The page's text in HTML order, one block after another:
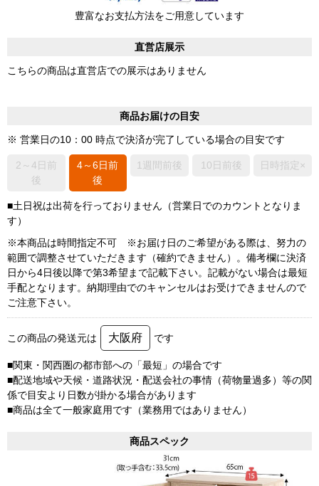
豊富なお支払方法をご用意しています
直営店展示
こちらの商品は直営店での展示はありません
商品お届けの目安
※ 営業日の10：00 時点で決済が完了している場合の目安です
2～4日前
後
4～6日前
後
1週間前後 10日前後 日時指定×
■土日祝は出荷を行っておりません（営業日でのカウントとなりま
す）
※本商品は時間指定不可 ※お届け日のご希望がある際は、努力の
範囲で調整させていただきます（確約できません）。備考欄に決済
日から4日後以降で第3希望まで記載下さい。記載がない場合は最短
手配となります。納期理由でのキャンセルはお受けできませんので
ご注意下さい。
この商品の発送元は 大阪府 です
■関東・関西圏の都市部への「最短」の場合です
■配送地域や天候・道路状況・配送会社の事情（荷物量過多）等の関
係で目安より日数が掛かる場合があります
■商品は全て一般家庭用です（業務用ではありません）
商品スペック